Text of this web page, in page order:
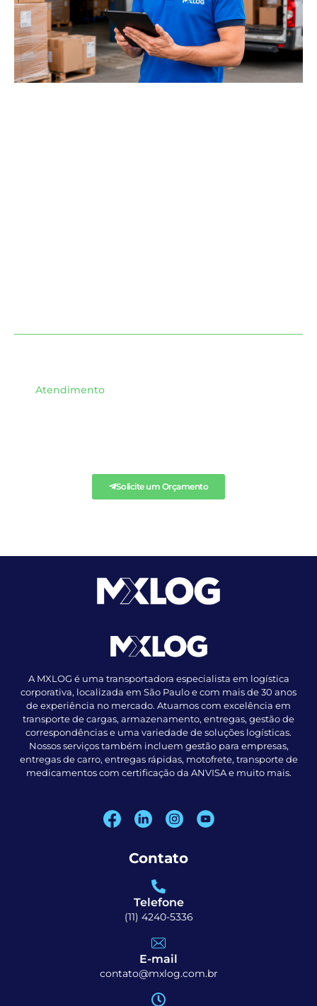
Atendimento
Solicite um Orçamento
A MXLOG é uma transportadora especialista em logística
corporativa, localizada em São Paulo e com mais de 30 anos
de experiência no mercado. Atuamos com excelência em
transporte de cargas, armazenamento, entregas, gestão de
correspondências e uma variedade de soluções logísticas.
Nossos serviços também incluem gestão para empresas,
entregas de carro, entregas rápidas, motofrete, transporte de
medicamentos com certificação da ANVISA e muito mais.
Contato
Telefone
(11) 4240-5336
E-mail
contato@mxlog.com.br